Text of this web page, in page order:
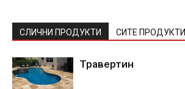
СЛИЧНИ ПРОДУКТИ СИТЕ ПРОДУКТИ
Травертин